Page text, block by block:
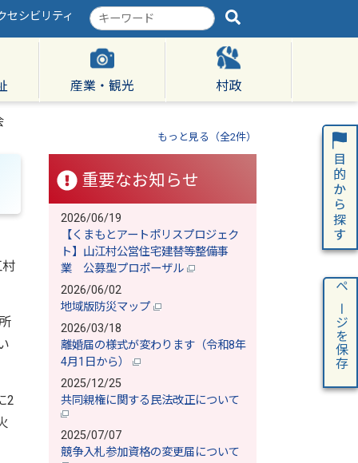
セシビリティ
検
索
キ
ー
ワ
ー
産業・観光 村政
もっと見る（全2件）
2
重要なお知らせ
2026/06/19
【くまもとアートポリスプロジェク
ト】山江村公営住宅建替等整備事
業 公募型プロポーザル
2026/06/02
地域版防災マップ
2026/03/18
離婚届の様式が変わります（令和8年
4月1日から）
2025/12/25
共同親権に関する民法改正について
2025/07/07
競争入札参加資格の変更届について
ページを保存